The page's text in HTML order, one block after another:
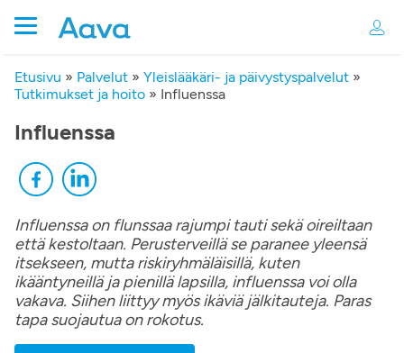
Etusivu » Palvelut » Yleislääkäri- ja päivystyspalvelut »
Tutkimukset ja hoito » Influenssa
Influenssa
Influenssa on flunssaa rajumpi tauti sekä oireiltaan
että kestoltaan. Perusterveillä se paranee yleensä
itsekseen, mutta riskiryhmäläisillä, kuten
ikääntyneillä ja pienillä lapsilla, influenssa voi olla
vakava. Siihen liittyy myös ikäviä jälkitauteja. Paras
tapa suojautua on rokotus.